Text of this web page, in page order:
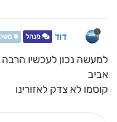
דוד מנהל ❄️
למעשה נכון לעכשיו
אביב
קוסמו לא צדק לאזורינו